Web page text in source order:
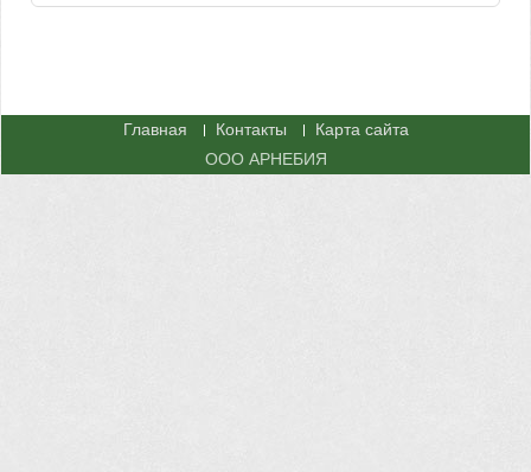
Главная Контакты
Карта сайта
ООО АРНЕБИЯ